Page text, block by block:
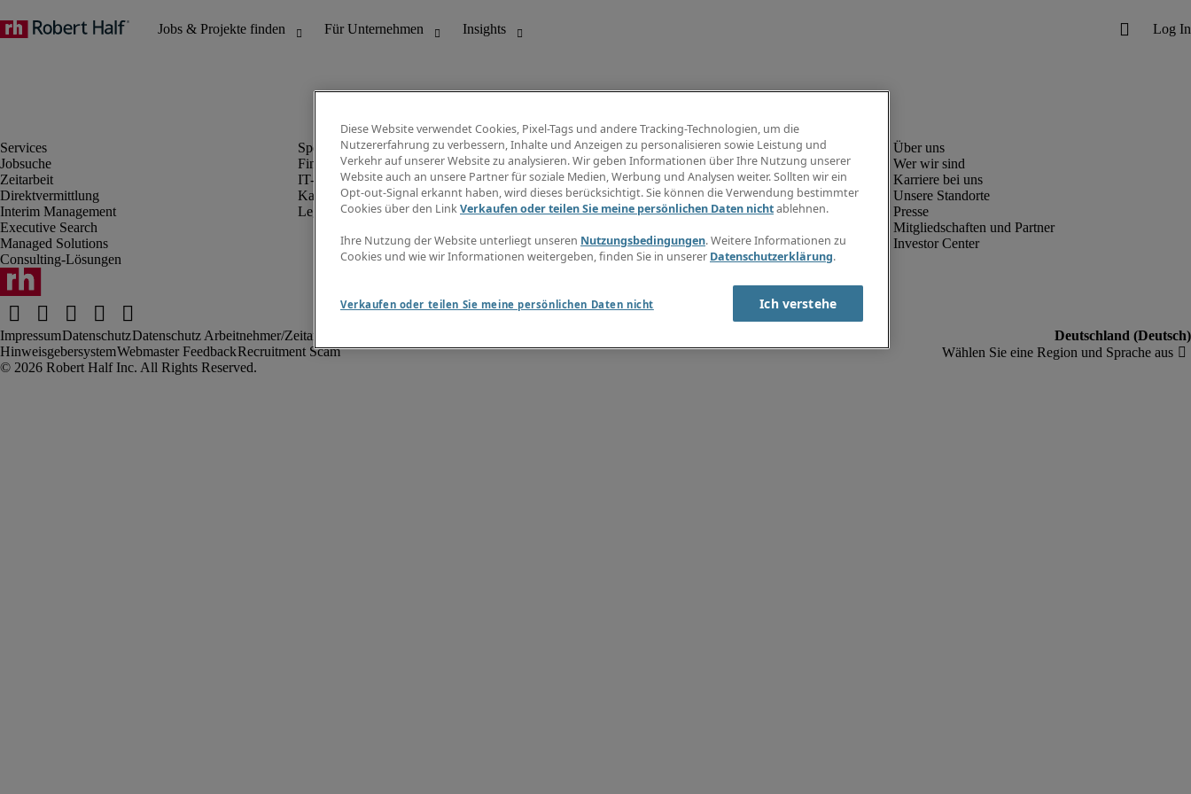
Jobsuche
Zeitarbeit
Direktvermittlung
Interim Management
Executive Search
Managed Solutions
Consulting-Lösungen
Finanz- & Rechnungswesen
IT-Bereich
Kaufmännischer Bereich
Legal
Info Center
Jobübersicht
Gehaltsübersicht
E-Learning
Wer wir sind
Karriere bei uns
Unsere Standorte
Presse
Mitgliedschaften und Partner
Investor Center
ImpressumDatenschutzDatenschutz Arbeitnehmer/Zeitarbeitskräfte
HinweisgebersystemWebmaster FeedbackRecruitment Scam
Diese Website verwendet Cookies, Pixel-Tags und andere Tracking-Technologien, um die
Nutzererfahrung zu verbessern, Inhalte und Anzeigen zu personalisieren sowie Leistung und
Verkehr auf unserer Website zu analysieren. Wir geben Informationen über Ihre Nutzung unserer
Website auch an unsere Partner für soziale Medien, Werbung und Analysen weiter. Sollten wir ein
Opt-out-Signal erkannt haben, wird dieses berücksichtigt. Sie können die Verwendung bestimmter
Cookies über den LinkVerkaufen oder teilen Sie meine persönlichen Daten nichtablehnen.
Ihre Nutzung der Website unterliegt unseren Nutzungsbedingungen. Weitere Informationen zu
Cookies und wie wir Informationen weitergeben, finden Sie in unserer Datenschutzerklärung.
Verkaufen oder teilen Sie meine persönlichen Daten nicht Ich verstehe